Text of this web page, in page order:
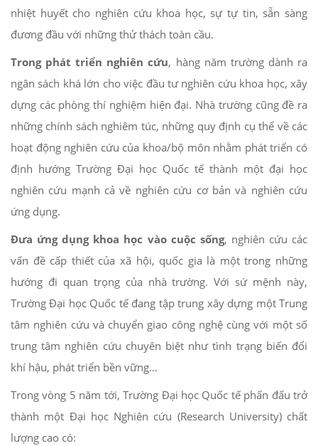
nhiệt huyết cho nghiên cứu khoa học, sự tự tin, sẵn sàng
đương đầu với những thử thách toàn cầu.
Trong phát triển nghiên cứu, hàng năm trường dành ra
ngân sách khá lớn cho việc đầu tư nghiên cứu khoa học, xây
dựng các phòng thí nghiệm hiện đại. Nhà trường cũng đề ra
những chính sách nghiêm túc, những quy định cụ thể về các
hoạt động nghiên cứu của khoa/bộ môn nhằm phát triển có
định hướng Trường Đại học Quốc tế thành một đại học
nghiên cứu mạnh cả về nghiên cứu cơ bản và nghiên cứu
ứng dụng.
Đưa ứng dụng khoa học vào cuộc sống, nghiên cứu các
vấn đề cấp thiết của xã hội, quốc gia là một trong những
hướng đi quan trọng của nhà trường. Với sứ mệnh này,
Trường Đại học Quốc tế đang tập trung xây dựng một Trung
tâm nghiên cứu và chuyển giao công nghệ cùng với một số
trung tâm nghiên cứu chuyên biệt như tình trạng biến đổi
khí hậu, phát triển bền vững…
Trong vòng 5 năm tới, Trường Đại học Quốc tế phấn đấu trở
thành một Đại học Nghiên cứu (Research University) chất
lượng cao có: